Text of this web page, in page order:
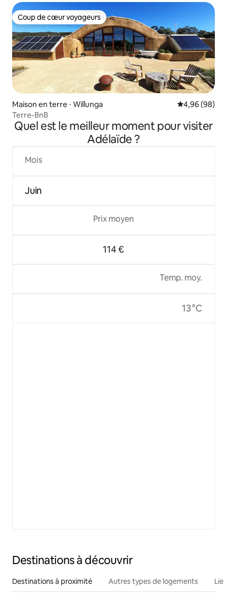
Coup de cœur voyageurs
Coup de cœur voyageurs
Maison en terre ⋅ Willunga Évaluation
4,96 (98)
Terre-BnB
Quel est le meilleur moment pour visiter
Adélaïde ?
Mois
Juin
Prix moyen
114 €
Temp. moy.
13 °C
Destinations à découvrir
Destinations à proximité Autres types de logements